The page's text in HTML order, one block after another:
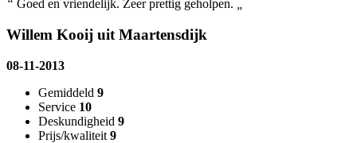
“ Goed en vriendelijk. Zeer prettig geholpen.
Willem Kooij uit Maartensdijk
08-11-2013
Gemiddeld 9
Service 10
Deskundigheid 9
Prijs/kwaliteit 9